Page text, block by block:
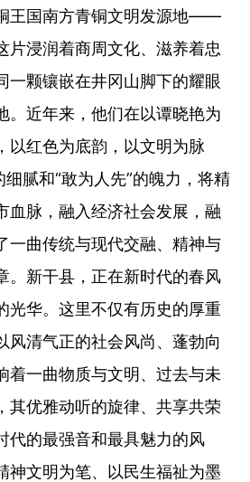
王国南方青铜文明发源地——
片浸润着商周文化、滋养着忠
一颗镶嵌在井冈山脚下的耀眼
。近年来，他们在以谭晓艳为
以红色为底韵，以文明为脉
细腻和“敢为人先”的魄力，将精
血脉，融入经济社会发展，融
一曲传统与现代交融、精神与
。新干县，正在新时代的春风
光华。这里不仅有历史的厚重
风清气正的社会风尚、蓬勃向
着一曲物质与文明、过去与未
其优雅动听的旋律、共享共荣
代的最强音和最具魅力的风
神文明为笔、以民生福祉为墨